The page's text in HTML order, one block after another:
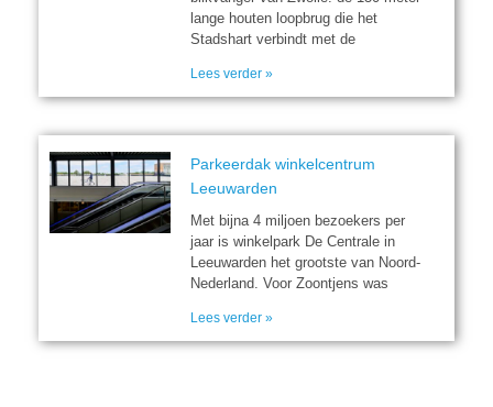
lange houten loopbrug die het
Stadshart verbindt met de
Lees verder »
Parkeerdak winkelcentrum
Leeuwarden
Met bijna 4 miljoen bezoekers per
jaar is winkelpark De Centrale in
Leeuwarden het grootste van Noord-
Nederland. Voor Zoontjens was
Lees verder »